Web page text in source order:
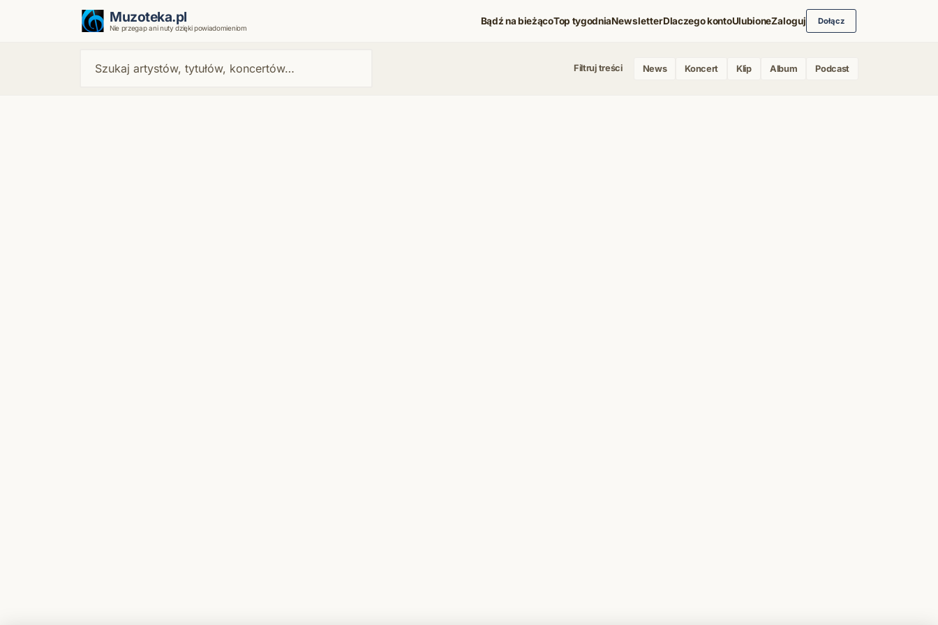
Muzoteka.pl
Nie przegap ani nuty dzięki powiadomieniom
Bądź na bieżącoTop tygodniaNewsletterDlaczego kontoUlubioneZaloguj Dołącz
Filtruj treści News Koncert Klip Album Podcast